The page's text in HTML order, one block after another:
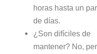
horas hasta un par
de días.
¿Son difíciles de
mantener? No,